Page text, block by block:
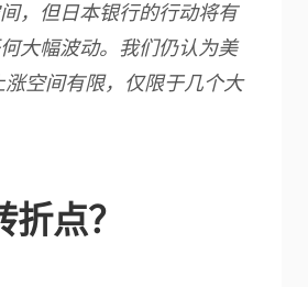
，但日本银行的行动将有
大幅波动。我们仍认为美
涨空间有限，仅限于几个大
折点？